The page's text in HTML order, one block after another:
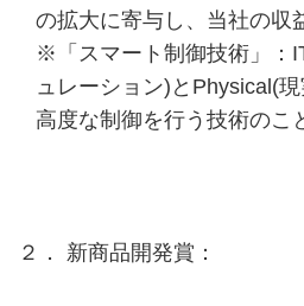
の拡大に寄与し、当社の収
※「スマート制御技術」：
ュレーション)とPhysical(
高度な制御を行う技術のこ
２． 新商品開発賞：